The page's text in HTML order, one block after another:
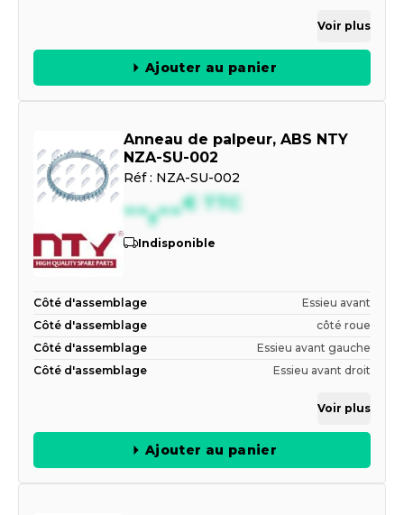
Voir plus
Ajouter au panier
Anneau de palpeur, ABS NTY
NZA-SU-002
Réf : NZA-SU-002
--,--€ TTC
Indisponible
Côté d'assemblage
Essieu avant
Côté d'assemblage
côté roue
Côté d'assemblage
Essieu avant gauche
Côté d'assemblage
Essieu avant droit
Voir plus
Ajouter au panier